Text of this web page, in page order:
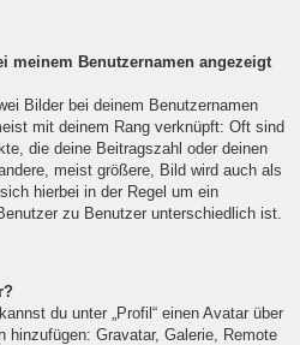
meinem Benutzernamen angezeigt
Bilder bei deinem Benutzernamen
mit deinem Rang verknüpft: Oft sind
die deine Beitragszahl oder deinen
meist größere, Bild wird auch als
hierbei in der Regel um ein
zu Benutzer unterschiedlich ist.
du unter „Profil“ einen Avatar über
hinzufügen: Gravatar, Galerie, Remote